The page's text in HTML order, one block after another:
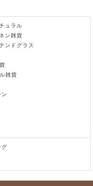
ュラル
ン雑貨
ンドグラス
雑貨
グ